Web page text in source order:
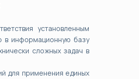
установленным
в информационную базу
сложных задач в
для применения единых